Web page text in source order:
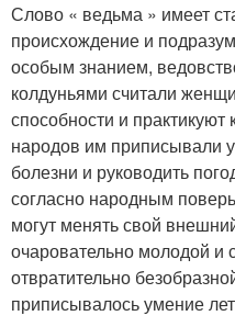
Слово « ведьма » имеет
происхождение и
особым знанием,
колдуньями считали
способности и практикуют
народов им приписывали
болезни и руководить
согласно народным
могут менять свой
очаровательно молодой и
отвратительно
приписывалось умение